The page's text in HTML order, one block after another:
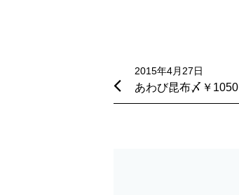
ナ
2015年4月27日
あわび昆布〆￥1050